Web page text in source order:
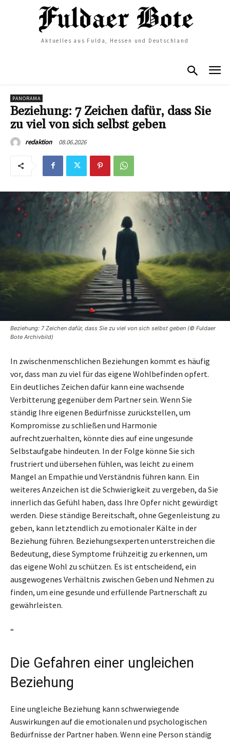
Aktuelles aus Fulda, Hessen und Deutschland
PANORAMA
Beziehung: 7 Zeichen dafür, dass Sie
zu viel von sich selbst geben
redaktion 08.06.2026
Beziehung: 7 Zeichen dafür, dass Sie zu viel von sich selbst geben (© Fuldaer
Bote Archivbild)
In zwischenmenschlichen Beziehungen kommt es häufig
vor, dass man zu viel für das eigene Wohlbefinden opfert.
Ein deutliches Zeichen dafür kann eine wachsende
Verbitterung gegenüber dem Partner sein. Wenn Sie
ständig Ihre eigenen Bedürfnisse zurückstellen, um
Kompromisse zu schließen und Harmonie
aufrechtzuerhalten, könnte dies auf eine ungesunde
Selbstaufgabe hindeuten. In der Folge könne Sie sich
frustriert und übersehen fühlen, was leicht zu einem
Mangel an Empathie und Verständnis führen kann. Ein
weiteres Anzeichen ist die Schwierigkeit zu vergeben, da Sie
innerlich das Gefühl haben, dass Ihre Opfer nicht gewürdigt
werden. Diese ständige Bereitschaft, ohne Gegenleistung zu
geben, kann letztendlich zu emotionaler Kälte in der
Beziehung führen. Beziehungsexperten unterstreichen die
Bedeutung, diese Symptome frühzeitig zu erkennen, um
das eigene Wohl zu schützen. Es ist entscheidend, ein
ausgewogenes Verhältnis zwischen Geben und Nehmen zu
finden, um eine gesunde und erfüllende Partnerschaft zu
gewährleisten.
“
Die Gefahren einer ungleichen
Beziehung
Eine ungleiche Beziehung kann schwerwiegende
Auswirkungen auf die emotionalen und psychologischen
Bedürfnisse der Partner haben. Wenn eine Person ständig